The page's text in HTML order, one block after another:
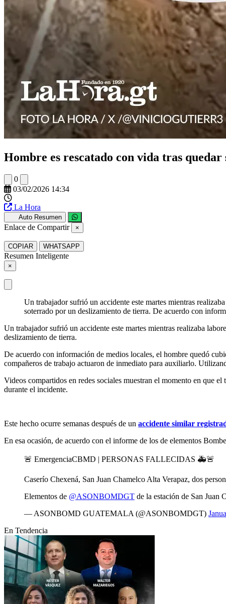
Hombre es rescatado con vida tras
0
03/02/2026 14:34
La Hora
Auto Resumen
Enlace de Compartir ×
COPIAR WHATSAPP
Resumen Inteligente
×
Un trabajador sufrió un accidente este martes mientras
soterrado por un deslizamiento de tierra. De acuerdo con
Un trabajador sufrió un accidente este martes mientras realizaba
deslizamiento de tierra.
De acuerdo con información de medios locales, el hombre quedó
compañeros de trabajo actuaron de inmediato para auxiliarlo.
Videos compartidos en redes sociales muestran el momento en que
durante el incidente.
Este hecho ocurre semanas después de un accidente similar
En esa ocasión, de acuerdo con el informe de los de elementos
🚨 EmergenciaCBMD | PERSONAS FALLECIDAS 🚑🚨
Caserío Chexená, San Juan Chamelco Alta Verapaz, dos
Elementos de @ASONBOMDGT de la estación de San Juan
— ASONBOMD GUATEMALA (@ASONBOMDGT)
En Tendencia